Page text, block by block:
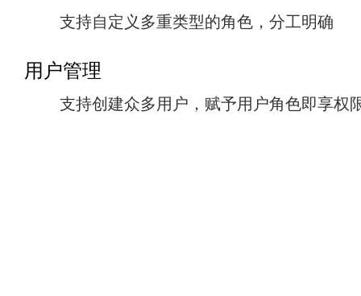
支持自定义多重类型的角色，分工明确
用户管理
支持创建众多用户，赋予用户角色即享权